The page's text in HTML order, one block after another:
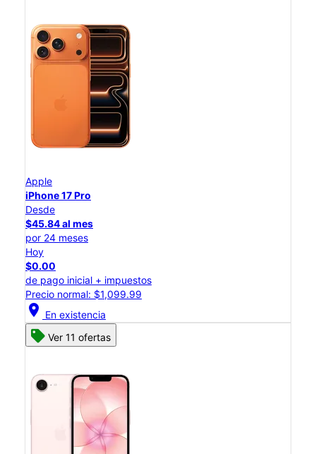
Apple
iPhone 17 Pro
Desde
$45.84 al mes
por 24 meses
Hoy
$0.00
de pago inicial + impuestos
Precio normal: $1,099.99
location_on En existencia
Ver 11 ofertas